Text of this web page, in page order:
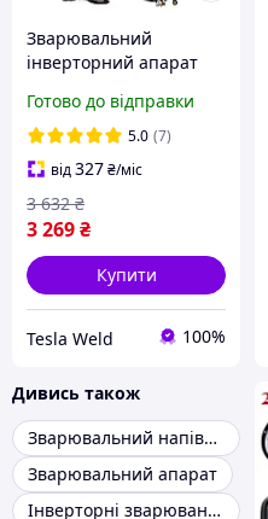
Зварювальний
інверторний апарат
(3.5 кВт, 200 А) для дому
Готово до відправки
5.0 (7)
від327₴/міс
3 269₴
3 632 ₴
Купити
Tesla Weld 100%
Дивись також
Зварювальний напівавтомат
Зварювальний апарат
Інверторні зварювання